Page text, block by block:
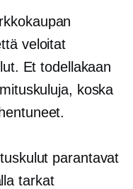
veloitat
Et todellakaan
koska
parantavat
tarkat